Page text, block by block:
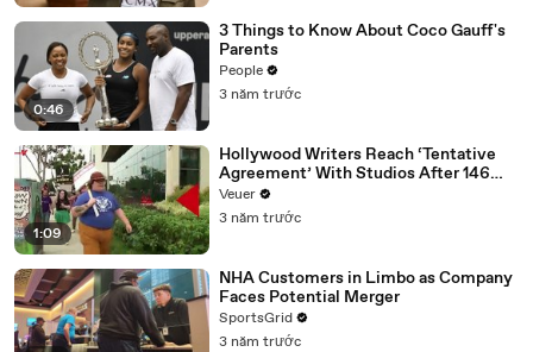
0:46
3 Things to Know About Coco Gauff's
Parents
People
3 năm trước
1:09
Hollywood Writers Reach ‘Tentative
Agreement’ With Studios After 146
Day Strike
Veuer
3 năm trước
NHA Customers in Limbo as Company
Faces Potential Merger
SportsGrid
3 năm trước